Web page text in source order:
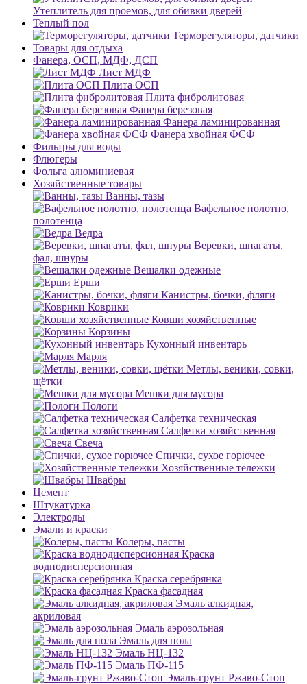
Утеплитель для проемов, для обивки дверей
Теплый пол
Терморегуляторы, датчики
Товары для отдыха
Фанера, ОСП, МДФ, ДСП
Лист МДФ
Плита ОСП
Плита фибролитовая
Фанера березовая
Фанера ламинированная
Фанера хвойная ФСФ
Фильтры для воды
Флюгеры
Фольга алюминиевая
Хозяйственные товары
Ванны, тазы
Вафельное полотно,
полотенца
Ведра
Веревки, шпагаты,
фал, шнуры
Вешалки одежные
Ерши
Канистры, бочки, фляги
Коврики
Ковши хозяйственные
Корзины
Кухонный инвентарь
Марля
Метлы, веники, совки,
щётки
Мешки для мусора
Пологи
Салфетка техническая
Салфетка хозяйственная
Свеча
Спички, сухое горючее
Хозяйственные тележки
Швабры
Цемент
Штукатурка
Электроды
Эмали и краски
Колеры, пасты
Краска
воднодисперсионная
Краска серебрянка
Краска фасадная
Эмаль алкидная,
акриловая
Эмаль аэрозольная
Эмаль для пола
Эмаль НЦ-132
Эмаль ПФ-115
Эмаль-грунт Ржаво-Стоп